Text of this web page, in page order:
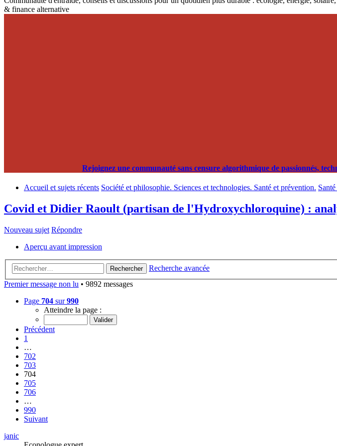
& finance alternative
Rejoignez une communauté sans censure algorithmique de passionnés,
Accueil et sujets récents Société et philosophie. Sciences et technologies. Santé et prévention.
Covid et Didier Raoult (partisan de l'Hydroxychloroquine) :
Nouveau sujet Répondre
Aperçu avant impression
Rechercher
Recherche avancée
Premier message non lu • 9892 messages
Page 704 sur990
Atteindre la page :
Précédent
1
…
702
703
704
705
706
…
990
Suivant
janic